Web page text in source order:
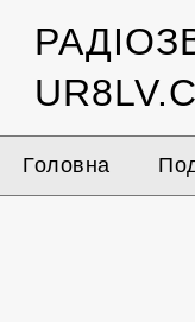
Головна